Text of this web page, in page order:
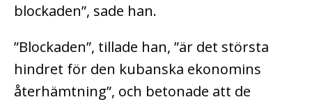
blockaden”, sade han.
”Blockaden”, tillade han, ”är det största
hindret för den kubanska ekonomins
återhämtning”, och betonade att de